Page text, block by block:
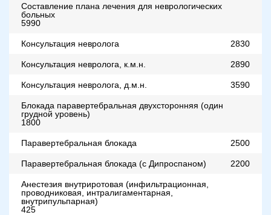
Составление плана лечения для неврологических
больных
5990
Консультация невролога 2830
Консультация невролога, к.м.н. 2890
Консультация невролога, д.м.н. 3590
Блокада паравертебральная двухсторонняя (один
грудной уровень)
1800
Паравертебральная блокада 2500
Паравертебральная блокада (с Дипроспаном) 2200
Анестезия внутриротовая (инфильтрационная,
проводниковая, интралигаментарная,
внутрипульпарная)
425